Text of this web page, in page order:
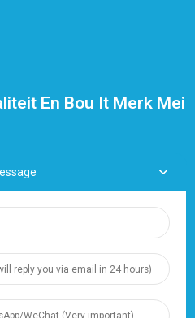
En Bou It Merk Mei
ús opnimme
Dingzun Electric & Cable